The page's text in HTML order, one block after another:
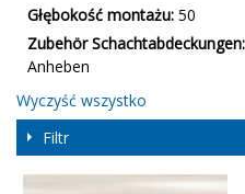
Głębokość montażu: 50
Zubehör Schachtabdeckungen:
Anheben
Wyczyść wszystko
Filtr